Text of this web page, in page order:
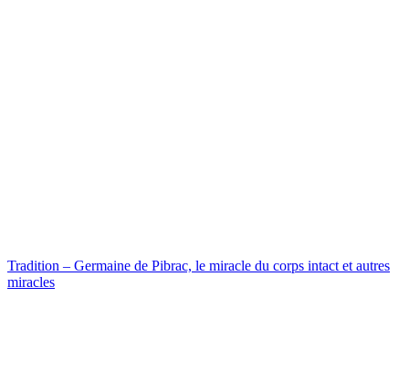
Tradition – Germaine de Pibrac, le miracle du corps intact et autres
miracles